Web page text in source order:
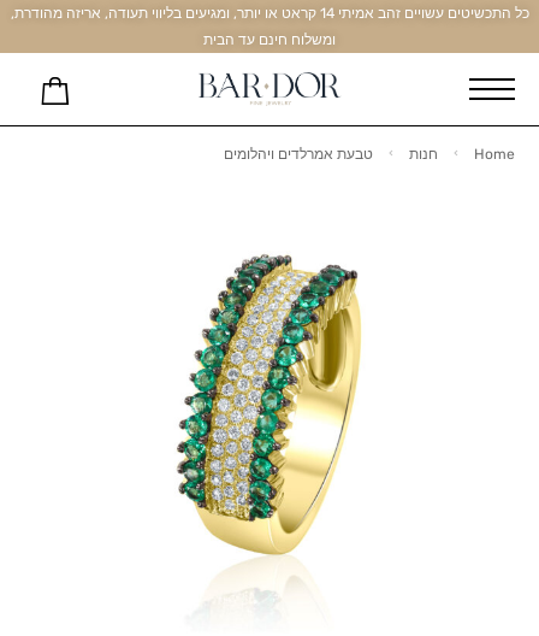
כל התכשיטים עשויים זהב אמיתי 14 קראט או יותר, ומגיעים בליווי תעודה, אריזה מהודרת,
ומשלוח חינם עד הבית
Home חנות טבעת אמרלדים ויהלומים